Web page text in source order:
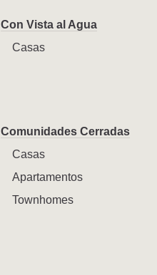
Con Vista al Agua
Casas
Comunidades Cerradas
Casas
Apartamentos
Townhomes